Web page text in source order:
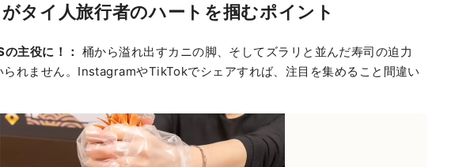
タイ人旅行者のハートを掴むポイント
主役に！： 桶から溢れ出すカニの脚、そしてズラリと並んだ寿司の迫力
られません。InstagramやTikTokでシェアすれば、注目を集めること間違い